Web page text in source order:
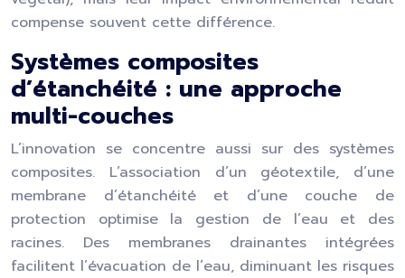
compense souvent cette différence.
Systèmes composites
d’étanchéité : une approche
multi-couches
L’innovation se concentre aussi sur des systèmes
composites. L’association d’un géotextile, d’une
membrane d’étanchéité et d’une couche de
protection optimise la gestion de l’eau et des
racines. Des membranes drainantes intégrées
facilitent l’évacuation de l’eau, diminuant les risques